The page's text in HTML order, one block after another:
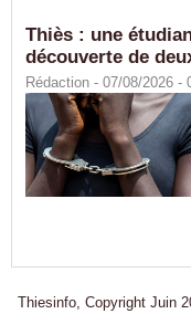
Thiès : une
découverte de
Rédaction - 07/08/2026 -
Thiesinfo, Copyright Juin